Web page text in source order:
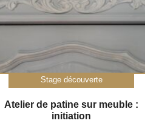
Stage découverte
Atelier de patine sur meuble :
initiation